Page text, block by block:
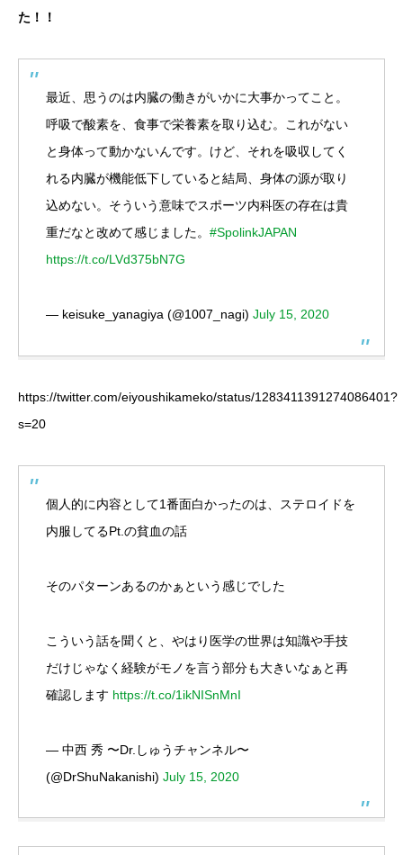
た！！
最近、思うのは内臓の働きがいかに大事かってこと。
呼吸で酸素を、食事で栄養素を取り込む。これがない
と身体って動かないんです。けど、それを吸収してく
れる内臓が機能低下していると結局、身体の源が取り
込めない。そういう意味でスポーツ内科医の存在は貴
重だなと改めて感じました。 #SpolinkJAPAN
https://t.co/LVd375bN7G
— keisuke_yanagiya (@1007_nagi) July 15, 2020
https://twitter.com/eiyoushikameko/status/1283411391274086401?
s=20
個人的に内容として1番面白かったのは、ステロイドを
内服してるPt.の貧血の話
そのパターンあるのかぁという感じでした
こういう話を聞くと、やはり医学の世界は知識や手技
だけじゃなく経験がモノを言う部分も大きいなぁと再
確認します https://t.co/1ikNISnMnI
— 中西 秀 〜Dr.しゅうチャンネル〜
(@DrShuNakanishi) July 15, 2020